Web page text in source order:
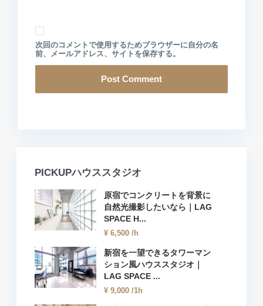
次回のコメントで使用するためブラウザーに自分の名
前、メールアドレス、サイトを保存する。
PICKUPハウススタジオ
原宿でコンクリートを背景に
自然光撮影したいなら｜LAG
SPACE H...
¥ 6,500 /h
新宿を一望できるタワーマン
ション風ハウススタジオ｜
LAG SPACE ...
¥ 9,000 /1h